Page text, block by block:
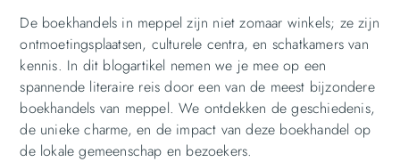
De boekhandels in meppel zijn niet zomaar winkels; ze zijn
ontmoetingsplaatsen, culturele centra, en schatkamers van
kennis. In dit blogartikel nemen we je mee op een
spannende literaire reis door een van de meest bijzondere
boekhandels van meppel. We ontdekken de geschiedenis,
de unieke charme, en de impact van deze boekhandel op
de lokale gemeenschap en bezoekers.